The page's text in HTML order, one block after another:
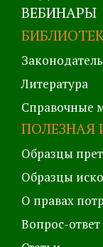
ВЕБИНАРЫ
Литература
Справочные
Образцы
Образцы
О правах
Вопрос-ответ